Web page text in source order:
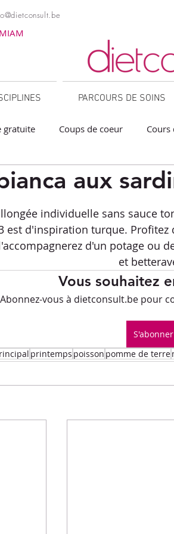
PARCOURS DE SOINS
gratuite Coups de coeur Cours
Collations Desserts
corner IG bas
Pasta Petits-déjeuners
Repas principaux
aux
sur 5.
individuelle sans sauce
est d'inspiration turque.
d'un potage ou
et
Vous souhaitez
Abonnez-vous à dietconsult.be pour
S'abonner
printemps poisson pomme de terre